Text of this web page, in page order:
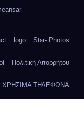
logo Star- Photos
Πολιτική Απορρήτου
ΧΡΗΣΙΜΑ ΤΗΛΕΦΩΝΑ